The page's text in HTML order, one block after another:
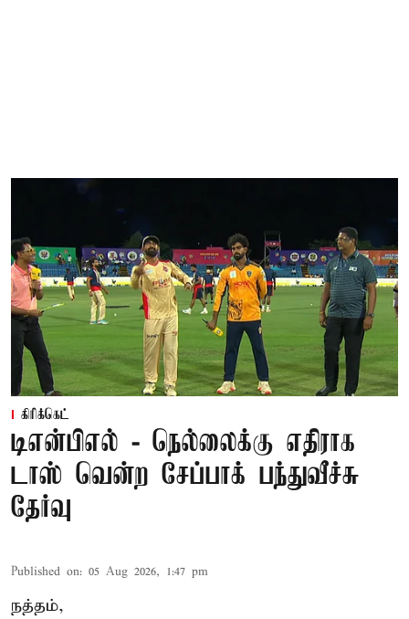
கிரிக்கெட்
டிஎன்பிஎல் - நெல்லைக்கு எதிராக
டாஸ் வென்ற சேப்பாக் பந்துவீச்சு
தேர்வு
Published on: 05 Aug 2026, 1:47 pm
நத்தம்,